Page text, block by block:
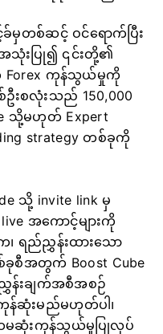
တစ်ဆင့် ဝင်ရောက်ပြီး
းပြု၍ ၎င်းတို့၏
Forex ကုန်သွယ်မှုကို
ဦးစလုံးသည် 150,000
သို့မဟုတ် Expert
strategy တစ်ခုကို
သို့ invite link မှ
အကောင့်များကို
ရည်ညွှန်းထားသော
အတွက် Boost Cube
းချက်အစီအစဉ်
ဆုံးမည်မဟုတ်ပါ၊
ဆုံးကုန်သွယ်မှုပြုလုပ်